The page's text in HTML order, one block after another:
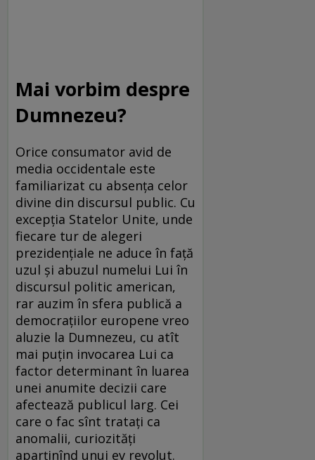
Mai vorbim despre
Dumnezeu?
Orice consumator avid de
media occidentale este
familiarizat cu absența celor
divine din discursul public. Cu
excepția Statelor Unite, unde
fiecare tur de alegeri
prezidențiale ne aduce în față
uzul și abuzul numelui Lui în
discursul politic american,
rar auzim în sfera publică a
democrațiilor europene vreo
aluzie la Dumnezeu, cu atît
mai puțin invocarea Lui ca
factor determinant în luarea
unei anumite decizii care
afectează publicul larg. Cei
care o fac sînt tratați ca
anomalii, curiozități
aparținînd unui ev revolut.